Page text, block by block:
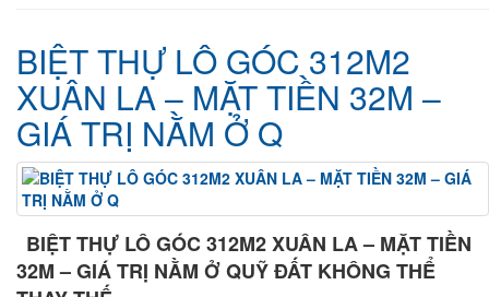
BIỆT THỰ LÔ GÓC 312M2
XUÂN LA – MẶT TIỀN 32M –
GIÁ TRỊ NẰM Ở Q
BIỆT THỰ LÔ GÓC 312M2 XUÂN LA – MẶT TIỀN
32M – GIÁ TRỊ NẰM Ở QUỸ ĐẤT KHÔNG THỂ